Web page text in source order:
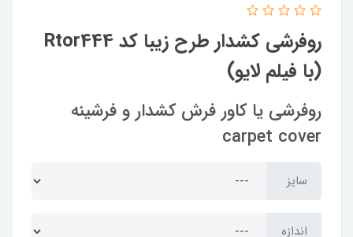
روفرشی کشدار طرح زیبا کد Rtor444
(با فیلم لایو)
روفرشی یا کاور فرش کشدار و فرشینه
carpet cover
سایز
اندازه